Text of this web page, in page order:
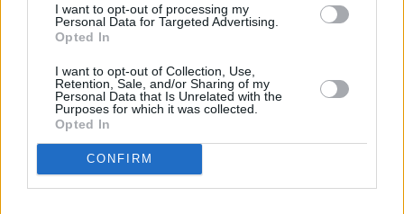
I want to opt-out of processing my
Personal Data for Targeted Advertising.
Opted In
I want to opt-out of Collection, Use,
Retention, Sale, and/or Sharing of my
Personal Data that Is Unrelated with the
Purposes for which it was collected.
Opted In
CONFIRM